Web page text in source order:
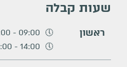
שעות קבלה
ראשון 09:00
-
14:00
-